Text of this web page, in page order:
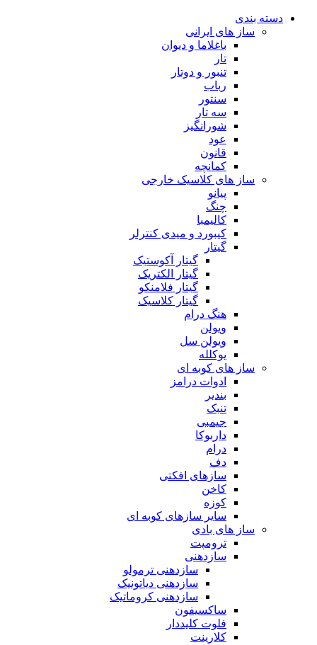
دسته بندی
ساز های ایرانی
باغلاما و دیوان
تار
تنبور و دوتار
رباب
سنتور
سه تار
شورانگیز
عود
قانون
کمانچه
ساز های کلاسیک خارجی
پیانو
چنگ
کالیمبا
کیبورد و میدی کنترلر
گیتار
گیتار آکوستیک
گیتار الکتریک
گیتار فلامنکو
گیتار کلاسیک
هنگ درام
ویولن
ویولن سل
یوکلله
ساز های کوبه ای
ادوات درامز
بندیر
تنبک
جیمبی
داربوکا
درام
دف
سازهای افکتی
کاخن
کوزه
سایر سازهای کوبه ای
ساز های بادی
ترومپت
سازدهنی
سازدهنی ترمولو
سازدهنی دیاتونیک
سازدهنی کروماتیک
ساکسیفون
فلوت کلیددار
کلارینت